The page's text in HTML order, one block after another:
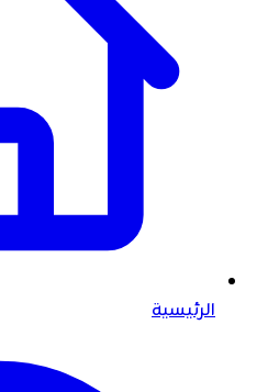
الرئيسية